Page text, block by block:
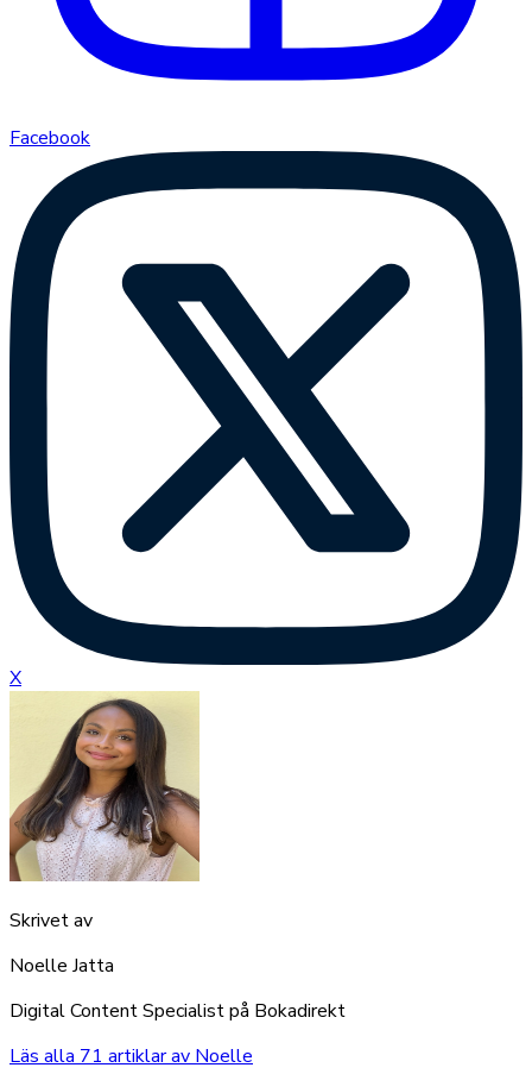
Facebook
X
Skrivet av
Noelle Jatta
Digital Content Specialist på Bokadirekt
Läs alla 71 artiklar av Noelle